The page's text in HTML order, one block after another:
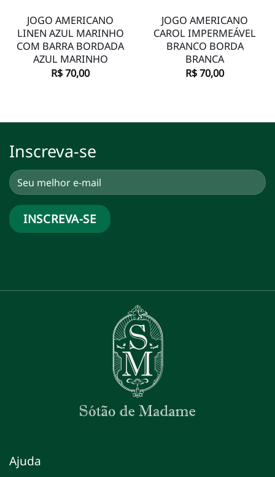
JOGO AMERICANO
LINEN AZUL MARINHO
COM BARRA BORDADA
AZUL MARINHO
R$70,00
JOGO AMERICANO
CAROL IMPERMEÁVEL
BRANCO BORDA
BRANCA
R$70,00
Inscreva-se
Ajuda